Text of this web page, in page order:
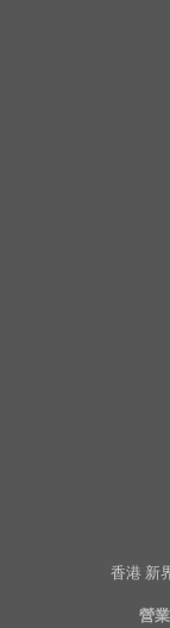
香港 新
營